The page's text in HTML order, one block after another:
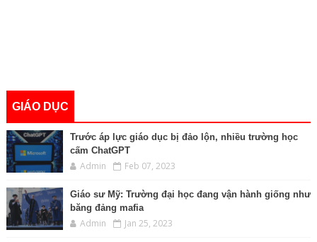
GIÁO DỤC
Trước áp lực giáo dục bị đảo lộn, nhiều trường học
cấm ChatGPT
Admin Feb 07, 2023
Giáo sư Mỹ: Trường đại học đang vận hành giống như
băng đảng mafia
Admin Jan 25, 2023